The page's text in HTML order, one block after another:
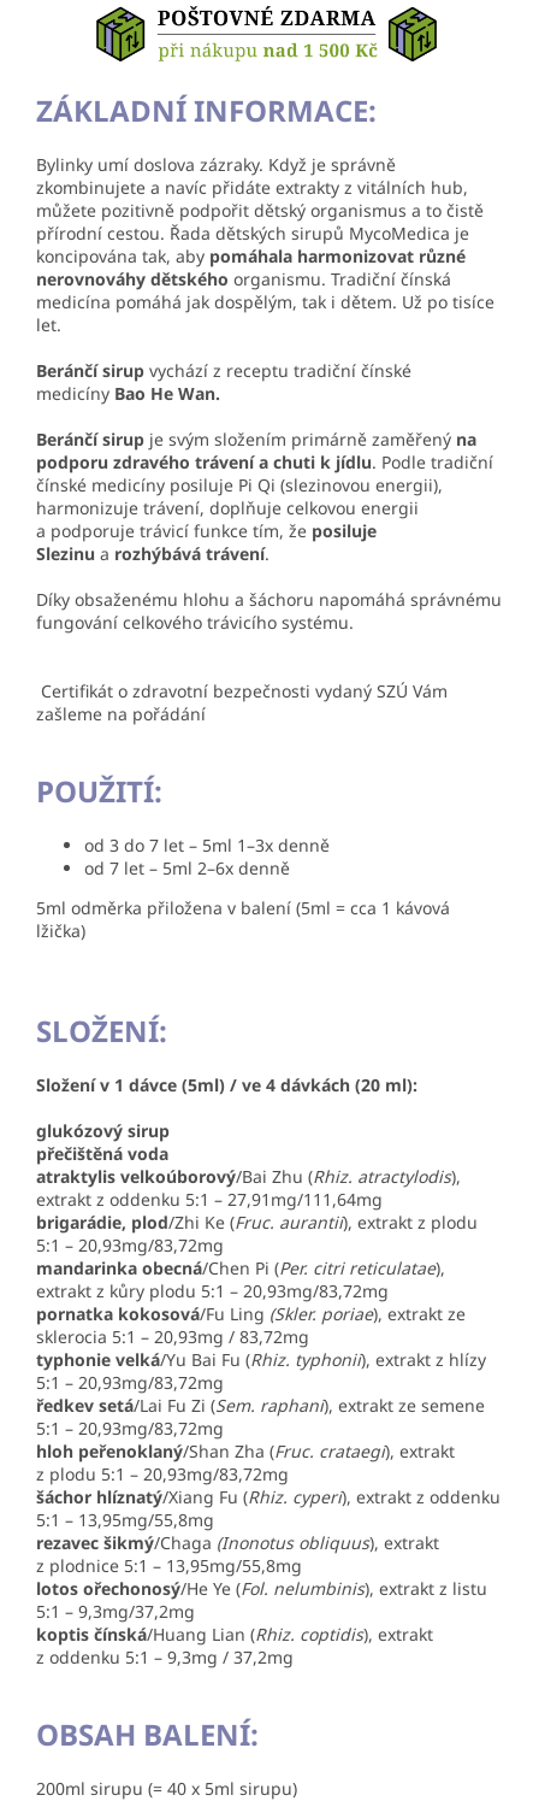
ZÁKLADNÍ INFORMACE:
Bylinky umí doslova zázraky. Když je správně
zkombinujete a navíc přidáte extrakty z vitálních hub,
můžete pozitivně podpořit dětský organismus a to čistě
přírodní cestou. Řada dětských sirupů MycoMedica je
koncipována tak, aby pomáhala harmonizovat různé
nerovnováhy dětského organismu. Tradiční čínská
medicína pomáhá jak dospělým, tak i dětem. Už po tisíce
let.
Beránčí sirup vychází z receptu tradiční čínské
medicíny Bao He Wan.
Beránčí sirup je svým složením primárně zaměřený na
podporu zdravého trávení a chuti k jídlu. Podle tradiční
čínské medicíny posiluje Pi Qi (slezinovou energii),
harmonizuje trávení, doplňuje celkovou energii
a podporuje trávicí funkce tím, že posiluje
Slezinu a rozhýbává trávení.
Díky obsaženému hlohu a šáchoru napomáhá správnému
fungování celkového trávicího systému.
Certifikát o zdravotní bezpečnosti vydaný SZÚ Vám
zašleme na pořádání
POUŽITÍ:
od 3 do 7 let – 5ml 1–3x denně
od 7 let – 5ml 2–6x denně
5ml odměrka přiložena v balení (5ml = cca 1 kávová
lžička)
SLOŽENÍ:
Složení v 1 dávce (5ml) / ve 4 dávkách (20 ml):
glukózový sirup
přečištěná voda
atraktylis velkoúborový/Bai Zhu (Rhiz. atractylodis),
extrakt z oddenku 5:1 – 27,91mg/111,64mg
brigarádie, plod/Zhi Ke (Fruc. aurantii), extrakt z plodu
5:1 – 20,93mg/83,72mg
mandarinka obecná/Chen Pi (Per. citri reticulatae),
extrakt z kůry plodu 5:1 – 20,93mg/83,72mg
pornatka kokosová/Fu Ling (Skler. poriae), extrakt ze
sklerocia 5:1 – 20,93mg / 83,72mg
typhonie velká/Yu Bai Fu (Rhiz. typhonii), extrakt z hlízy
5:1 – 20,93mg/83,72mg
ředkev setá/Lai Fu Zi (Sem. raphani), extrakt ze semene
5:1 – 20,93mg/83,72mg
hloh peřenoklaný/Shan Zha (Fruc. crataegi), extrakt
z plodu 5:1 – 20,93mg/83,72mg
šáchor hlíznatý/Xiang Fu (Rhiz. cyperi), extrakt z oddenku
5:1 – 13,95mg/55,8mg
rezavec šikmý/Chaga (Inonotus obliquus), extrakt
z plodnice 5:1 – 13,95mg/55,8mg
lotos ořechonosý/He Ye (Fol. nelumbinis), extrakt z listu
5:1 – 9,3mg/37,2mg
koptis čínská/Huang Lian (Rhiz. coptidis), extrakt
z oddenku 5:1 – 9,3mg / 37,2mg
OBSAH BALENÍ:
200ml sirupu (= 40 x 5ml sirupu)